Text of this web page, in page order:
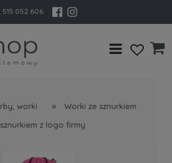
515 052 606
worki » Worki ze sznurkiem
z logo firmy